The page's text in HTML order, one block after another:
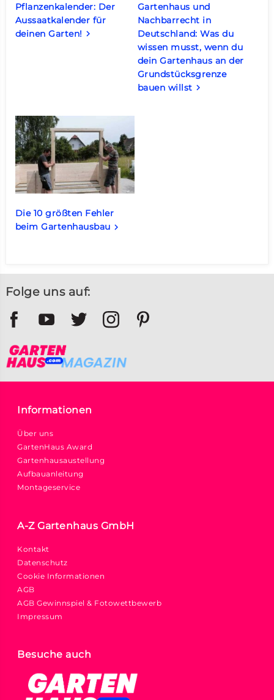
Pflanzenkalender: Der
Aussaatkalender für
deinen Garten! keyboard_arrow_right
Gartenhaus und
Nachbarrecht in
Deutschland: Was du
wissen musst, wenn du
dein Gartenhaus an der
Grundstücksgrenze
bauen willst keyboard_arrow_right
Die 10 größten Fehler
beim Gartenhausbau keyboard_arrow_right
Folge uns auf:
Informationen
Über uns
GartenHaus Award
Gartenhausaustellung
Aufbauanleitung
Montageservice
A-Z Gartenhaus GmbH
Kontakt
Datenschutz
Cookie Informationen
AGB
AGB Gewinnspiel & Fotowettbewerb
Impressum
Besuche auch